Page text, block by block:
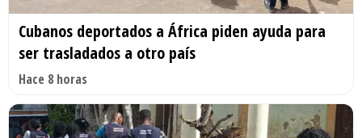
Cubanos deportados a África piden ayuda para
ser trasladados a otro país
Hace 8 horas